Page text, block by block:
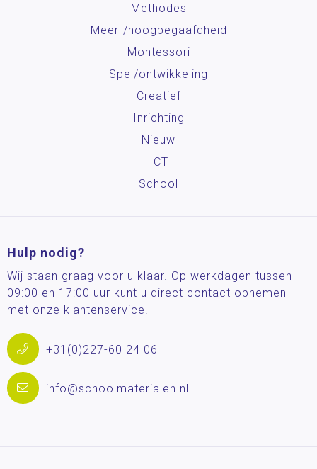
Methodes
Meer-/hoog­begaafdheid
Montessori
Spel/ontwikkeling
Creatief
Inrichting
Nieuw
ICT
School
Hulp nodig?
Wij staan graag voor u klaar. Op werkdagen tussen
09:00 en 17:00 uur kunt u direct contact opnemen
met onze klantenservice.
+31(0)227-60 24 06
info@schoolmaterialen.nl